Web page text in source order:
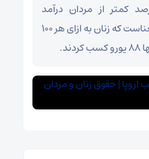
اروپا ۱۲ درصد کمتر از مردان درآمد
داشتند. این بدان معناست که زنان به ازای هر ۱۰۰